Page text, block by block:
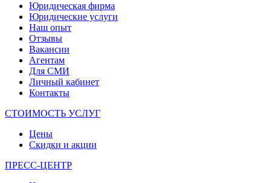
Юридическая фирма
Юридические услуги
Наш опыт
Отзывы
Вакансии
Агентам
Для СМИ
Личный кабинет
Контакты
СТОИМОСТЬ УСЛУГ
Цены
Скидки и акции
ПРЕСС-ЦЕНТР